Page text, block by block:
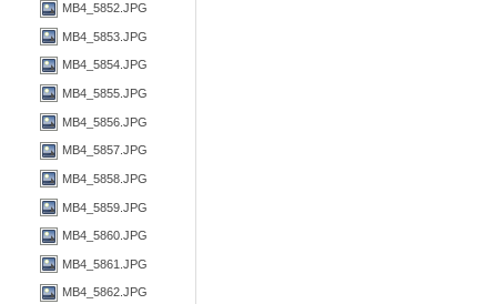
MB4_5852.JPG
MB4_5853.JPG
MB4_5854.JPG
MB4_5855.JPG
MB4_5856.JPG
MB4_5857.JPG
MB4_5858.JPG
MB4_5859.JPG
MB4_5860.JPG
MB4_5861.JPG
MB4_5862.JPG